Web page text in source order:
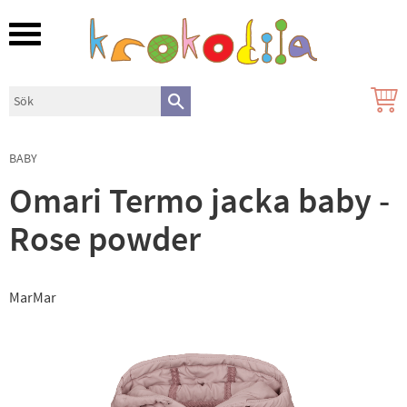
Meny
BABY
Omari Termo jacka baby -
Rose powder
MarMar